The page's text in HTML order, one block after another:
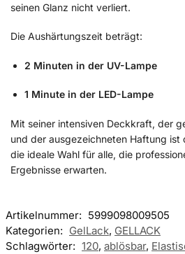
seinen Glanz nicht verliert.
Die Aushärtungszeit beträgt:
2 Minuten in der UV-Lampe
1 Minute in der LED-Lampe
Mit seiner intensiven Deckkraft, der
und der ausgezeichneten Haftung ist
die ideale Wahl für alle, die
Ergebnisse erwarten.
Artikelnummer: 5999098009505
Kategorien: GelLack, GELLACK
Schlagwörter: 120, ablösbar,